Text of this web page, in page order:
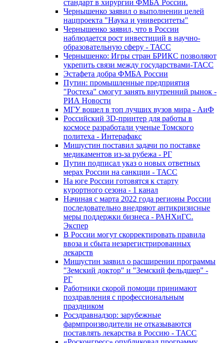
стандарт в хирургии ФМБА России.
Чернышенко заявил о выполнении целей
нацпроекта "Наука и университеты"
Чернышенко заявил, что в России
наблюдается рост инвестиций в научно-
образовательную сферу - ТАСС
Чернышенко: Игры стран БРИКС позволяют
укрепить связи между государствами-ТАСС
Эстафета добра ФМБА России
Путин: промышленные предприятия
"Ростеха" смогут занять внутренний рынок -
РИА Новости
МГУ вошел в топ лучших вузов мира - АиФ
Российский 3D-принтер для работы в
космосе разработали ученые Томского
политеха - Интерафакс
Мишустин поставил задачи по поставке
медикаментов из-за рубежа - РГ
Путин подписал указ о новых ответных
мерах России на санкции - ТАСС
На юге России готовятся к старту
курортного сезона - 1 канал
Начиная с марта 2022 года регионы России
последовательно внедряют антикризисные
меры поддержки бизнеса - РАНХиГС.
Экспер
В России могут скорректировать правила
ввоза и сбыта незарегистрированных
лекарств
Мишустин заявил о расширении программы
"Земский доктор" и "Земский фельдшер" -
РГ
Работники скорой помощи принимают
поздравления с профессиональным
праздником
Росздравнадзор: зарубежные
фармпроизводители не отказываются
поставлять лекарства в Россию - ТАСС